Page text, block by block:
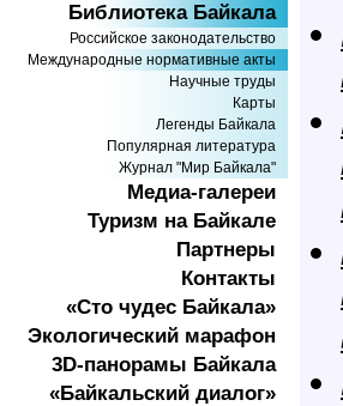
Библиотека Байкала
Российское законодательство
Международные нормативные акты
Научные труды
Карты
Легенды Байкала
Популярная литература
Журнал "Мир Байкала"
Медиа-галереи
Туризм на Байкале
Партнеры
Контакты
«Сто чудес Байкала»
Экологичеcкий марафон
3D-панорамы Байкала
«Байкальский диалог»